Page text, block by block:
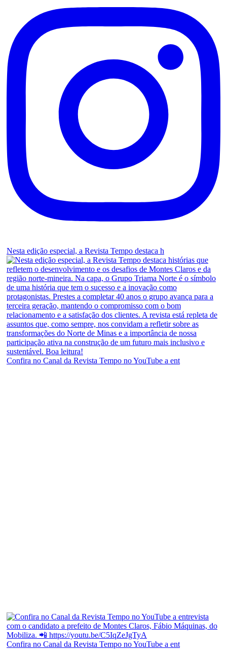
Nesta edição especial, a Revista Tempo destaca h
Confira no Canal da Revista Tempo no YouTube a ent
Confira no Canal da Revista Tempo no YouTube a ent